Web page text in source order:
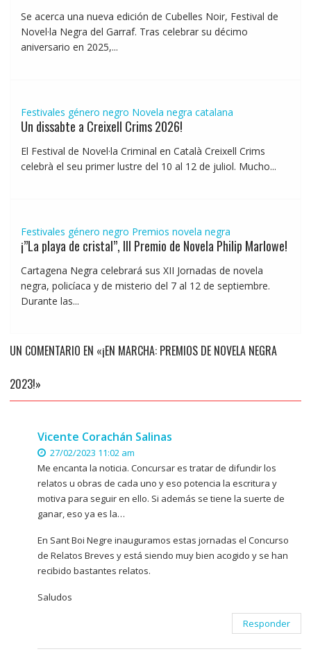
Se acerca una nueva edición de Cubelles Noir, Festival de
Novel·la Negra del Garraf. Tras celebrar su décimo
aniversario en 2025,...
Festivales género negro Novela negra catalana
Un dissabte a Creixell Crims 2026!
El Festival de Novel·la Criminal en Català Creixell Crims
celebrà el seu primer lustre del 10 al 12 de juliol. Mucho...
Festivales género negro Premios novela negra
¡”La playa de cristal”, III Premio de Novela Philip Marlowe!
Cartagena Negra celebrará sus XII Jornadas de novela
negra, policíaca y de misterio del 7 al 12 de septiembre.
Durante las...
UN COMENTARIO EN «¡EN MARCHA: PREMIOS DE NOVELA NEGRA
2023!»
Vicente Corachán Salinas
27/02/2023 11:02 am
Me encanta la noticia. Concursar es tratar de difundir los
relatos u obras de cada uno y eso potencia la escritura y
motiva para seguir en ello. Si además se tiene la suerte de
ganar, eso ya es la…
En Sant Boi Negre inauguramos estas jornadas el Concurso
de Relatos Breves y está siendo muy bien acogido y se han
recibido bastantes relatos.
Saludos
Responder